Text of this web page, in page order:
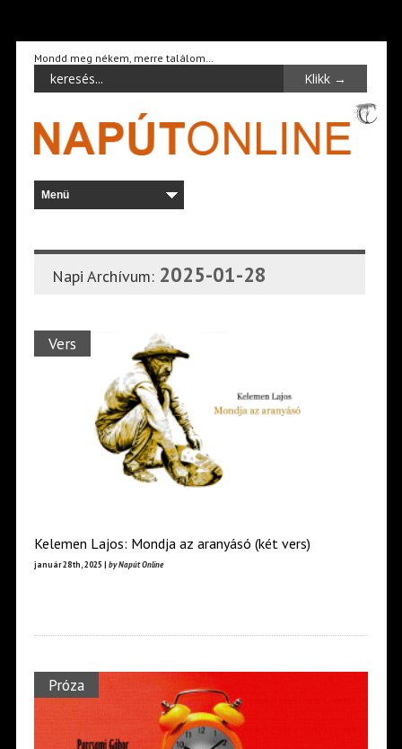
Mondd meg nékem, merre találom…
Napi Archívum: 2025-01-28
Vers
Kelemen Lajos: Mondja az aranyásó (két vers)
január 28th, 2025 | by Napút Online
Próza